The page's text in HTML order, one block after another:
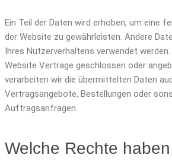
Ein Teil der Daten wird erhoben, um eine
der Website zu gewährleisten. Andere
Ihres Nutzerverhaltens verwendet
Website Verträge geschlossen oder
verarbeiten wir die übermittelten Daten
Vertragsangebote, Bestellungen oder
Auftragsanfragen.
Welche Rechte